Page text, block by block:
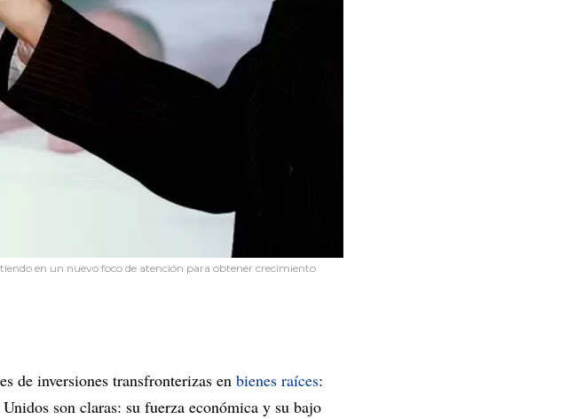
en un nuevo foco de atención para obtener crecimiento
de inversiones transfronterizas en bienes raíces:
son claras: su fuerza económica y su bajo